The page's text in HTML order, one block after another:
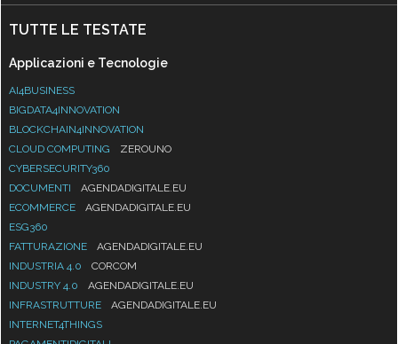
TUTTE LE TESTATE
Applicazioni e Tecnologie
AI4BUSINESS
BIGDATA4INNOVATION
BLOCKCHAIN4INNOVATION
CLOUD COMPUTING
ZEROUNO
CYBERSECURITY360
DOCUMENTI
AGENDADIGITALE.EU
ECOMMERCE
AGENDADIGITALE.EU
ESG360
FATTURAZIONE
AGENDADIGITALE.EU
INDUSTRIA 4.0
CORCOM
INDUSTRY 4.0
AGENDADIGITALE.EU
INFRASTRUTTURE
AGENDADIGITALE.EU
INTERNET4THINGS